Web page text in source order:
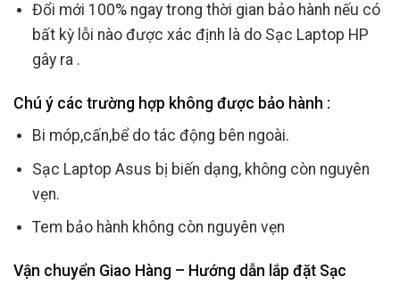
Đổi mới 100% ngay trong thời gian bảo hành nếu có
bất kỳ lỗi nào được xác định là do Sạc Laptop HP
gây ra .
Chú ý các trường hợp không được bảo hành :
Bi móp,cấn,bể do tác động bên ngoài.
Sạc Laptop Asus bị biến dạng, không còn nguyên
vẹn.
Tem bảo hành không còn nguyên vẹn
Vận chuyển Giao Hàng – Hướng dẫn lắp đặt Sạc